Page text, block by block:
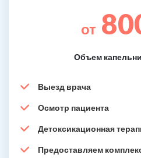
от
Объем
Выезд врача
Осмотр пациента
Детоксикационная
Предоставляем